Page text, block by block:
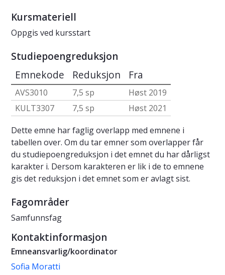
Kursmateriell
Oppgis ved kursstart
Studiepoengreduksjon
Emnekode Reduksjon Fra
AVS3010 7,5 sp
Høst 2019
KULT3307
7,5 sp
Høst 2021
Dette emne har faglig overlapp med emnene i
tabellen over. Om du tar emner som overlapper får
du studiepoengreduksjon i det emnet du har dårligst
karakter i. Dersom karakteren er lik i de to emnene
gis det reduksjon i det emnet som er avlagt sist.
Fagområder
Samfunnsfag
Kontaktinformasjon
Emneansvarlig/koordinator
Sofia Moratti